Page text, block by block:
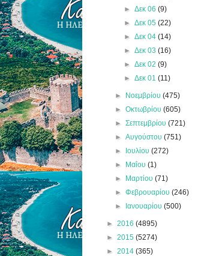
► Δεκ 06 (9)
► Δεκ 05 (22)
► Δεκ 04 (14)
► Δεκ 03 (16)
► Δεκ 02 (9)
► Δεκ 01 (11)
► Νοεμβρίου(475)
►Οκτωβρίου(605)
►Σεπτεμβρίου(721)
►Αυγούστου(751)
► Ιουλίου(272)
► Μαΐου(1)
► Μαρτίου(71)
►Φεβρουαρίου(246)
► Ιανουαρίου(500)
► 2016 (4895)
► 2015 (5274)
► 2014 (365)